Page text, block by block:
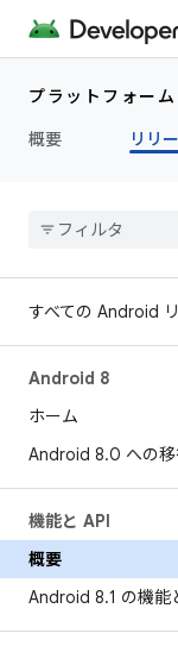
プラットフォーム
概要
リリ
すべての Android
Android 8
ホーム
Android 8.0 への
機能と API
概要
Android 8.1 の機能